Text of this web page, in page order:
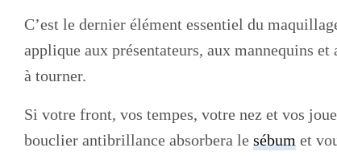
C’est le dernier élément essentiel du
applique aux présentateurs, aux mannequins
à tourner.
Si votre front, vos tempes, votre nez et vos
bouclier antibrillance absorbera le sébum et